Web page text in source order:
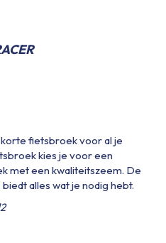
fietsbroek voor al je
kies je voor een
met een kwaliteitszeem. De
alles wat je nodig hebt.